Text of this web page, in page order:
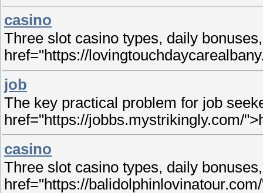
casino
Three slot casino types, daily
href="https://
job
The key practical problem for job
href="https://jobbs.mystrikingly.com/
casino
Three slot casino types, daily
href="https://